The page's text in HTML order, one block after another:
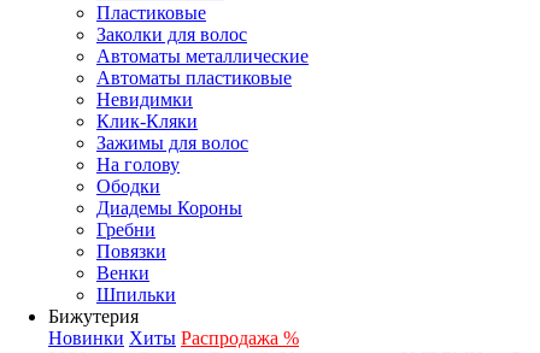
Пластиковые
Заколки для волос
Автоматы металлические
Автоматы пластиковые
Невидимки
Клик-Кляки
Зажимы для волос
На голову
Ободки
Диадемы Короны
Гребни
Повязки
Венки
Шпильки
Бижутерия
Новинки Хиты Распродажа %